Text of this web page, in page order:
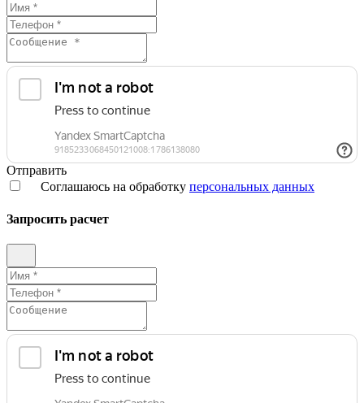
Отправить
Соглашаюсь на обработку персональных данных
Запросить расчет